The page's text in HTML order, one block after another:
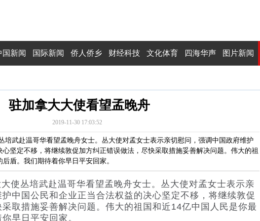
国新闻 国际新闻 侨人侨乡 财经科技 文化体育 四海华声 图片新闻
驻加拿大大使看望孟晚舟
2019-11-30 17:03:52
培武赴温哥华看望孟晚舟女士。丛大使对孟女士表示亲切慰问，强调中国政府维护
坚定不移，将继续敦促加方纠正错误做法，尽快采取措施妥善解决问题。伟大的祖
盾。我们期待着你早日平安回家。
丛培武赴温哥华看望孟晚舟女士。丛大使对孟女士表示亲
中国公民和企业正当合法权益的决心坚定不移，将继续敦促
取措施妥善解决问题。伟大的祖国和近14亿中国人民是你最
早日平安回家。